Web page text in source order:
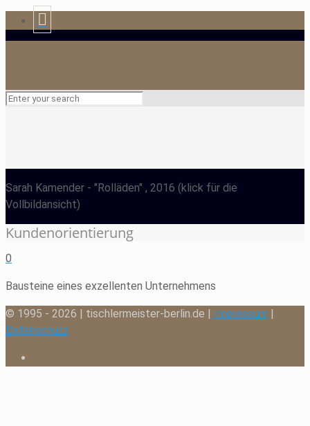
Sarah Kamender - "Rolläden" , 2016 (klick für die
Vollbildansicht)
Kundenorientierung
0
Bausteine eines exzellenten Unternehmens
© 1995 - 2026 | tischlermeister-berlin.de | Impressum
Datenschutz